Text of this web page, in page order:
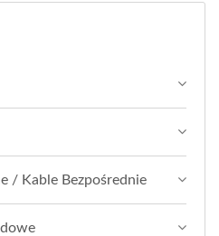
/ Kable Bezpośrednie